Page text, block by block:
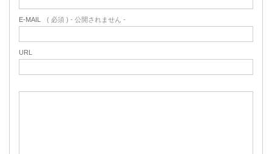
E-MAIL ( 必須 ) - 公開されません -
URL